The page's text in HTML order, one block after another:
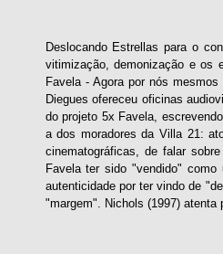
Deslocando Estrellas para o
vitimização, demonização e os
Favela - Agora por nós
Diegues ofereceu oficinas
do projeto 5x Favela,
a dos moradores da Villa 21:
cinematográficas, de falar
Favela ter sido "vendido"
autenticidade por ter vindo de
"margem". Nichols (1997) atenta